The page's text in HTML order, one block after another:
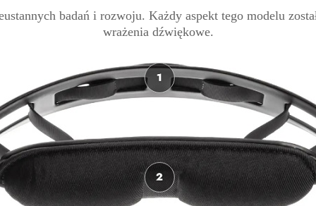
badań i rozwoju. Każdy aspekt tego modelu
wrażenia dźwiękowe.